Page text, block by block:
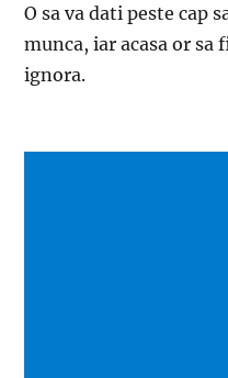
O sa va dati peste
munca, iar acasa or
ignora.